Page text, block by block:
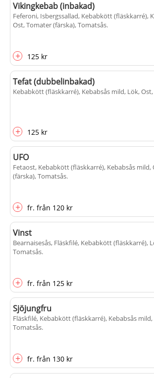
Vikingkebab (inbakad)
Feferoni, Isbergssallad, Kebabkött (fläskkarré),
Ost, Tomater (färska), Tomatsås.
+ 125 kr
Tefat (dubbelinbakad)
Kebabkött (fläskkarré), Kebabsås mild, Lök,
+ 125 kr
UFO
Fetaost, Kebabkött (fläskkarré), Kebabsås mild,
(färska), Tomatsås.
+ fr. från 120 kr
Vinst
Bearnaisesås, Fläskfilé, Kebabkött (fläskkarré),
Tomatsås.
+ fr. från 125 kr
Sjöjungfru
Fläskfilé, Kebabkött (fläskkarré), Kebabsås
Tomatsås.
+ fr. från 130 kr